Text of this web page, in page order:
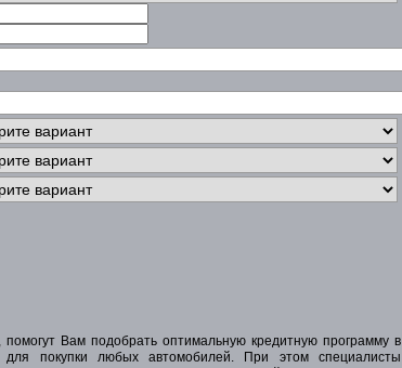
Вам подобрать оптимальную кредитную программу в
покупки любых автомобилей. При этом специалисты